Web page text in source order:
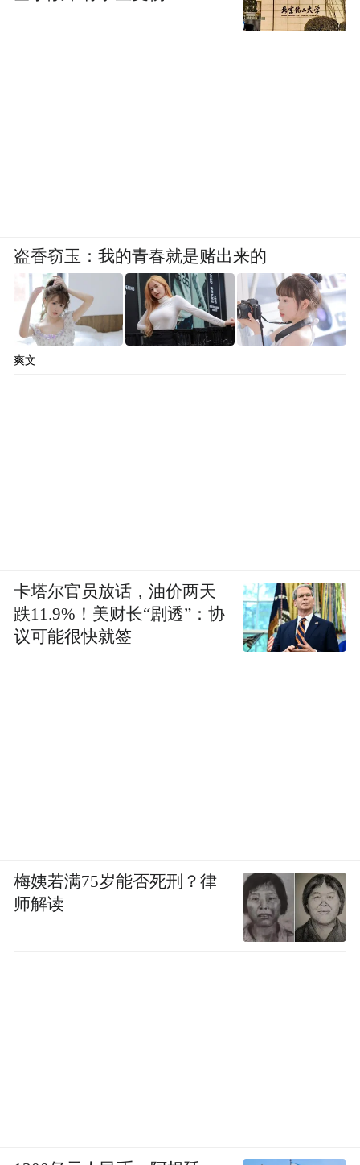
盗香窃玉：我的青春就是赌出来的
爽文
卡塔尔官员放话，油价两天
跌11.9%！美财长“剧透”：协
议可能很快就签
梅姨若满75岁能否死刑？律
师解读